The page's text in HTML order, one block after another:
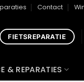
Contact
FIETSREPARATIE
& REPARATIES